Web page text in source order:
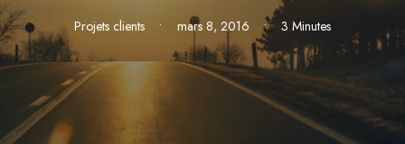
Projets clients • mars 8, 2016 • 3 Minutes